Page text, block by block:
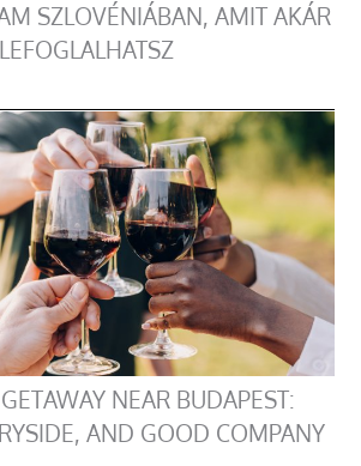
SZLOVÉNIÁBAN, AMIT AKÁR
NEAR BUDAPEST:
AND GOOD COMPANY